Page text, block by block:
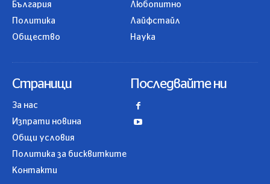
България
Политика
Общество
Любопитно
Лайфстайл
Наука
Страници
За нас
Изпрати новина
Общи условия
Политика за бисквитките
Контакти
Последвайте ни